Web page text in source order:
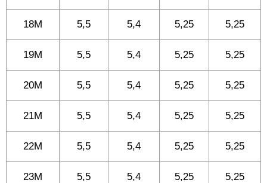
18M 5,5 5,4 5,25 5,25
19M 5,5 5,4 5,25 5,25
20M 5,5 5,4 5,25 5,25
21M 5,5 5,4 5,25 5,25
22M 5,5 5,4 5,25 5,25
23M 5,5 5,4 5,25 5,25